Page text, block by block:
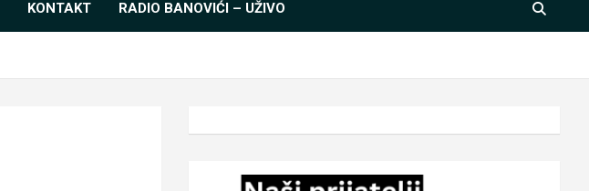
KONTAKT RADIO BANOVIĆI – UŽIVO